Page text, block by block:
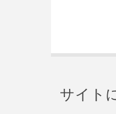
サイト